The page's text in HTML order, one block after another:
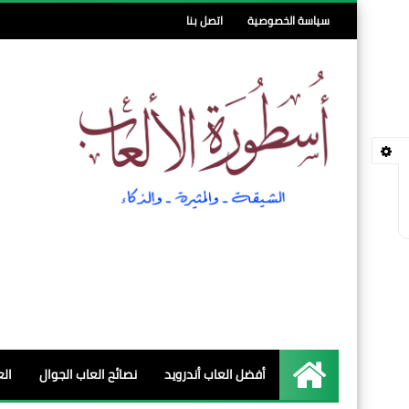
سياسة الخصوصية اتصل بنا
الرئيسية
أفضل العاب أندرويد نصائح العاب الجوال